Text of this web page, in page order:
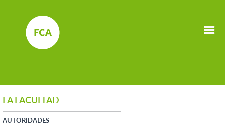
LA FACULTAD
AUTORIDADES